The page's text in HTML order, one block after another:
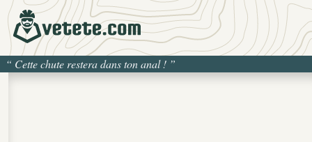
“ Cette chute restera dans ton anal ! ”